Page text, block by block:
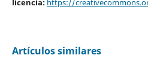
licencia: https://
Artículos similares